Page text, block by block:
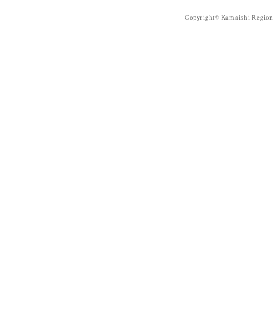
Copyright© Kamaishi